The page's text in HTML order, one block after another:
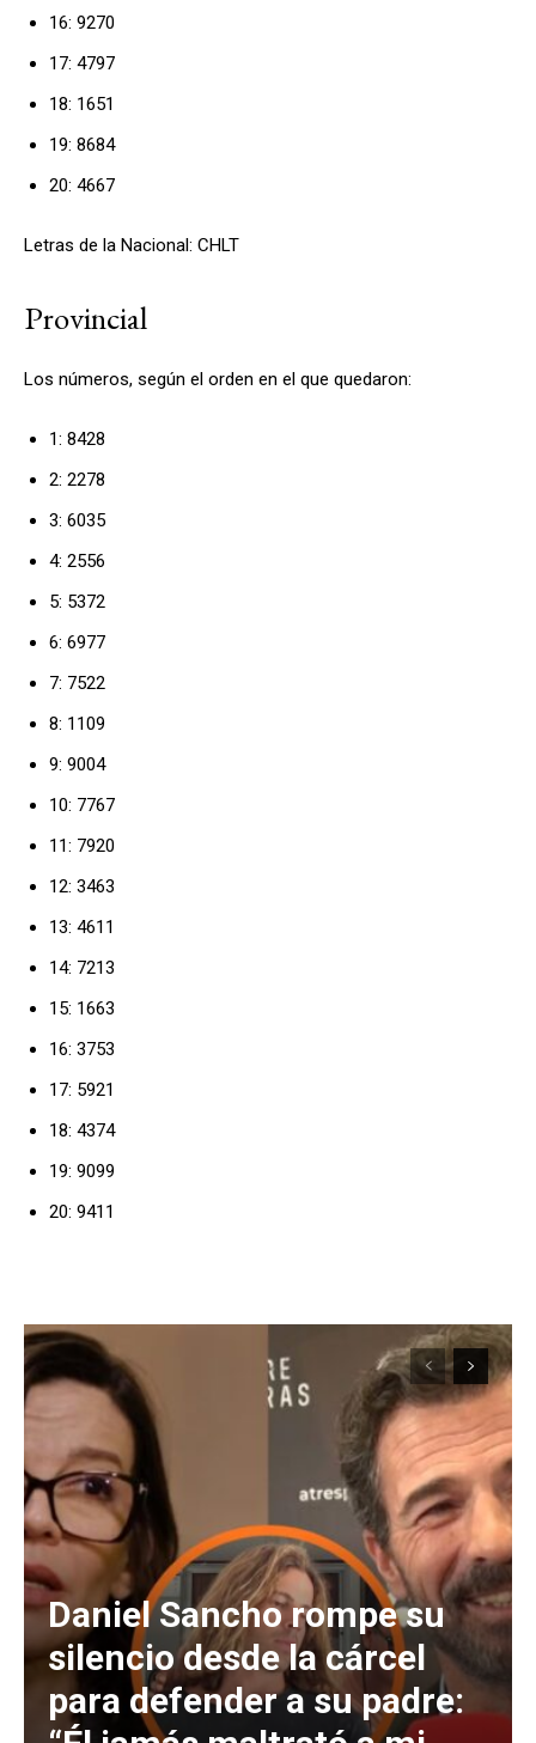
16: 9270
17: 4797
18: 1651
19: 8684
20: 4667
Letras de la Nacional: CHLT
Provincial
Los números, según el orden en el que quedaron:
1: 8428
2: 2278
3: 6035
4: 2556
5: 5372
6: 6977
7: 7522
8: 1109
9: 9004
10: 7767
11: 7920
12: 3463
13: 4611
14: 7213
15: 1663
16: 3753
17: 5921
18: 4374
19: 9099
20: 9411
Daniel Sancho rompe su
silencio desde la cárcel
para defender a su padre: